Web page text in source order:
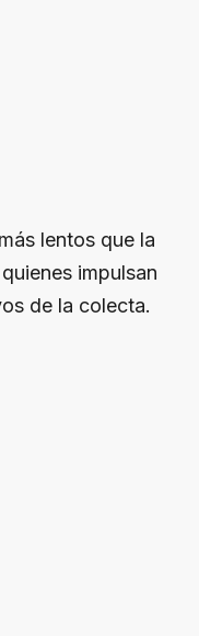
lentos que la
impulsan
de la colecta.